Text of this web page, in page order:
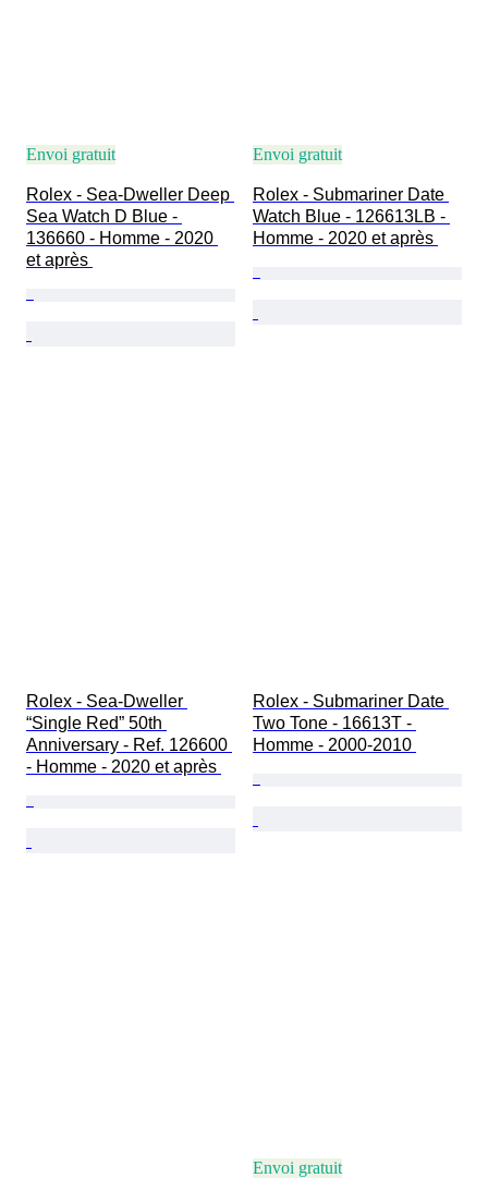
Envoi gratuit
Rolex - Sea-Dweller Deep
Sea Watch D Blue -
136660 - Homme - 2020
et après
Envoi gratuit
Rolex - Submariner Date
Watch Blue - 126613LB -
Homme - 2020 et après
Rolex - Sea-Dweller
“Single Red” 50th
Anniversary - Ref. 126600
- Homme - 2020 et après
Rolex - Submariner Date
Two Tone - 16613T -
Homme - 2000-2010
Envoi gratuit